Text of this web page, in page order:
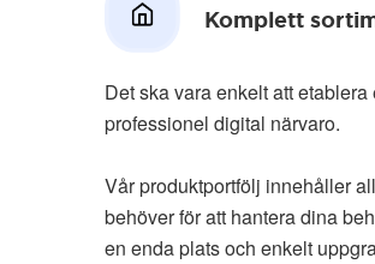
Komplett
Det ska vara enkelt att etablera
professionel digital närvaro.
Vår produktportfölj innehåller
behöver för att hantera dina
en enda plats och enkelt